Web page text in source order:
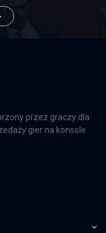
przez graczy dla
gier na konsole